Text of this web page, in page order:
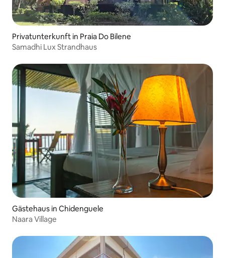
Privatunterkunft in Praia Do Bilene
Samadhi Lux Strandhaus
Gästehaus in Chidenguele
Naara Village